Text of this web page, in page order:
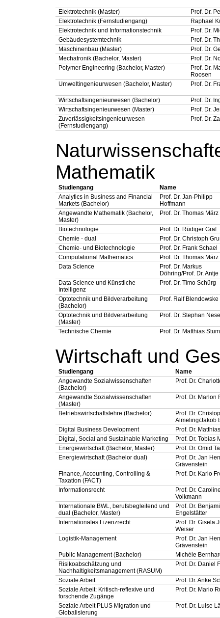
Elektrotechnik (Master)
Prof. Dr.
Elektrotechnik (Fernstudiengang)
Raphael
Elektrotechnik und Informationstechnik
Prof. Dr.
Gebäudesystemtechnik
Prof. Dr.
Maschinenbau (Master)
Prof. Dr.
Mechatronik (Bachelor, Master)
Prof. Dr.
Polymer Engineering (Bachelor, Master)
Prof. Dr.
Roosen
Umweltingenieurwesen (Bachelor, Master)
Prof. Dr.
Wirtschaftsingenieurwesen (Bachelor)
Prof. Dr.
Wirtschaftsingenieurwesen (Master)
Prof. Dr.
Zuverlässigkeitsingenieurwesen
(Fernstudiengang)
Prof. Dr.
Mathematik
Studiengang
Name
Analytics in Business and Financial
Markets (Bachelor)
Prof. Dr. Jan-Philipp
Hoffmann
Angewandte Mathematik (Bachelor,
Master)
Prof. Dr. Thomas März
Biotechnologie
Prof. Dr. Rüdiger Graf
Chemie - dual
Prof. Dr. Christoph
Chemie- und Biotechnologie
Prof. Dr. Frank Schael
Computational Mathematics
Prof. Dr. Thomas März
Data Science
Prof. Dr. Markus
Döhring/Prof. Dr.
Data Science und Künstliche
Intelligenz
Prof. Dr. Timo Schürg
Optotechnik und Bildverarbeitung
(Bachelor)
Prof. Ralf Blendowske
Optotechnik und Bildverarbeitung
(Master)
Prof. Dr. Stephan
Technische Chemie Prof. Dr. Matthias
Wirtschaft und
Studiengang
Name
Angewandte Sozialwissenschaften
(Bachelor)
Prof. Dr.
Angewandte Sozialwissenschaften
(Master)
Prof. Dr. Marlon
Betriebswirtschaftslehre (Bachelor)
Prof. Dr.
Almeling/Jakob
Digital Business Development
Prof. Dr.
Digital, Social and Sustainable Marketing
Prof. Dr. Tobias
Energiewirtschaft (Bachelor, Master)
Prof. Dr. Omid
Energiewirtschaft (Bachelor dual)
Prof. Dr. Jan
Grävenstein
Finance, Accounting, Controlling &
Taxation (FACT)
Prof. Dr. Karlo
Informationsrecht
Prof. Dr.
Volkmann
Internationale BWL, berufsbegleitend und
dual (Bachelor, Master)
Prof. Dr.
Engelstätter
Internationales Lizenzrecht
Prof. Dr. Gisela
Weiser
Logistik-Management
Prof. Dr. Jan
Grävenstein
Public Management (Bachelor)
Michèle
Risikoabschätzung und
Nachhaltigkeitsmanagement (RASUM)
Prof. Dr. Daniel
Soziale Arbeit
Prof. Dr. Anke
Soziale Arbeit: Kritisch-reflexive und
forschende Zugänge
Prof. Dr. Mario
Soziale Arbeit PLUS Migration und
Globalisierung
Prof. Dr. Luise